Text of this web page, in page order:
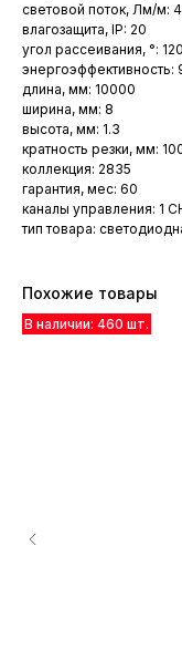
световой поток, Лм/м:
влагозащита, IP: 20
угол рассеивания, °: 120
энергоэффективность:
длина, мм: 10000
ширина, мм: 8
высота, мм: 1.3
кратность резки, мм:
коллекция: 2835
гарантия, мес: 60
каналы управления: 1
тип товара:
Похожие товары